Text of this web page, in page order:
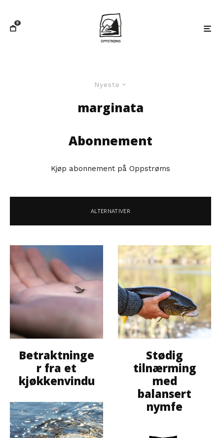
0
Nyeste
marginata
Abonnement
Kjøp abonnement på Oppstrøms
ALTERNATIVER
Betraktninge
r fra et
kjøkkenvindu
Stødig
tilnærming
med
balansert
nymfe